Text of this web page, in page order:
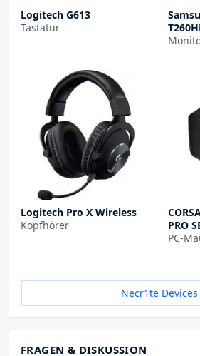
Logitech G613
Tastatur
Logitech Pro X Wireless
Kopfhörer
PRO
PC-
Necr1te Devices
FRAGEN & DISKUSSION